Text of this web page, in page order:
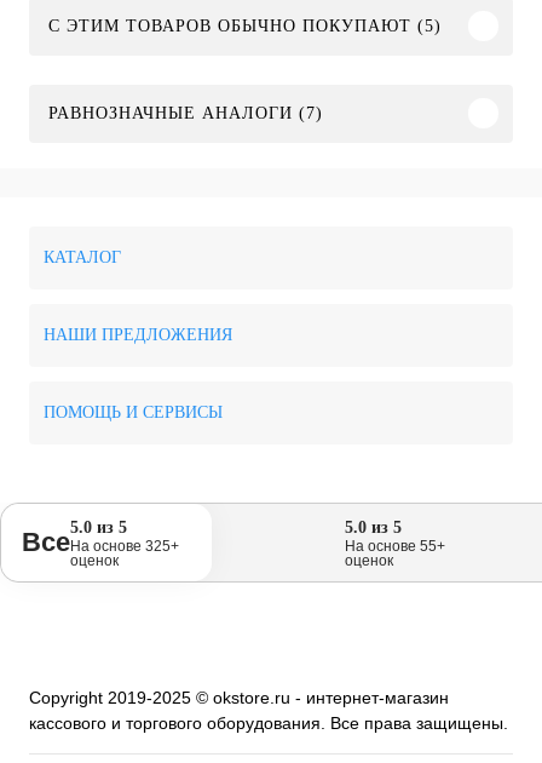
С ЭТИМ ТОВАРОВ ОБЫЧНО ПОКУПАЮТ (5)
РАВНОЗНАЧНЫЕ АНАЛОГИ (7)
КАТАЛОГ
НАШИ ПРЕДЛОЖЕНИЯ
ПОМОЩЬ И СЕРВИСЫ
Все5.0 из 5
На основе 325+
оценок
5.0 из 5
На основе 55+
оценок
Copyright 2019-2025 © okstore.ru - интернет-магазин
кассового и торгового оборудования. Все права защищены.